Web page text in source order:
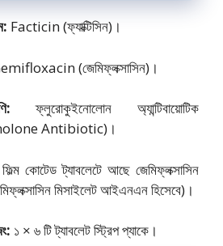
Facticin (ফ্যাক্টিসিন)।
(জেমিফ্লক্সাসিন)।
ফ্লুরোকুইনোলোন অ্যান্টিবায়োটিক
Antibiotic)।
ফিল্ম কোটেড ট্যাবলেটে আছে জেমিফ্লক্সাসিন
মিসাইলেট আইএনএন হিসেবে)।
১ × ৬ টি ট্যাবলেট স্ট্রিপ প্যাকে।